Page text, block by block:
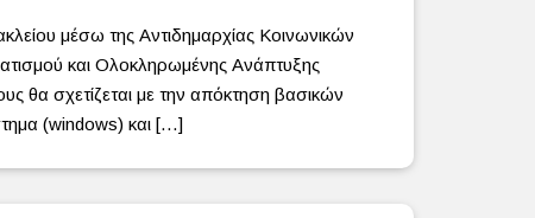
μέσω της Αντιδημαρχίας Κοινωνικών
και Ολοκληρωμένης Ανάπτυξης
θα σχετίζεται με την απόκτηση βασικών
(windows) και […]